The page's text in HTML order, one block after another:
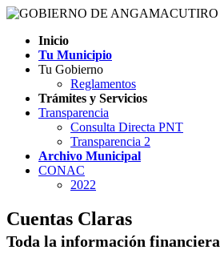
Inicio
Tu Municipio
Tu Gobierno
Reglamentos
Trámites y Servicios
Transparencia
Consulta Directa PNT
Transparencia 2
Archivo Municipal
CONAC
2022
Cuentas Claras
Toda la información financiera